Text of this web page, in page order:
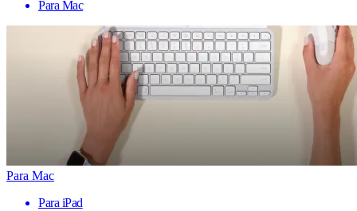
Para Mac
Para Mac
Para iPad